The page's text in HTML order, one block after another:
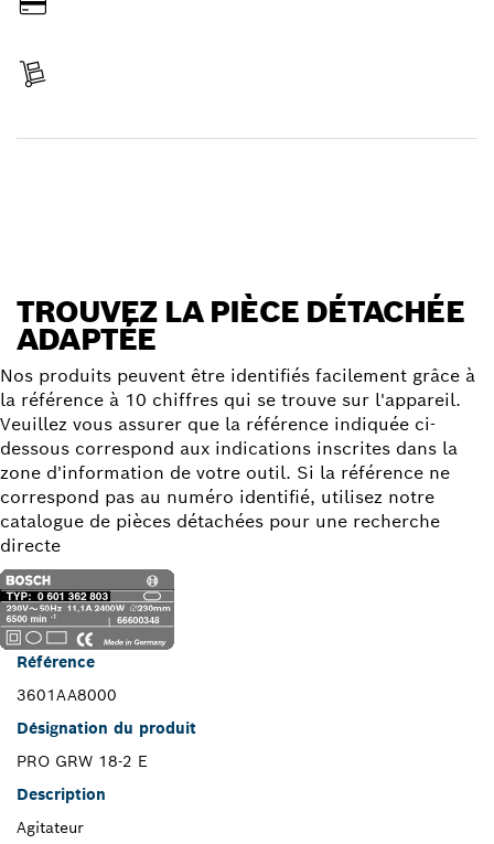
TROUVEZ LA PIÈCE DÉTACHÉE
ADAPTÉE
Nos produits peuvent être identifiés facilement grâce à
la référence à 10 chiffres qui se trouve sur l'appareil.
Veuillez vous assurer que la référence indiquée ci-
dessous correspond aux indications inscrites dans la
zone d'information de votre outil. Si la référence ne
correspond pas au numéro identifié, utilisez notre
catalogue de pièces détachées pour une recherche
directe
Référence
3601AA8000
Désignation du produit
PRO GRW 18-2 E
Description
Agitateur